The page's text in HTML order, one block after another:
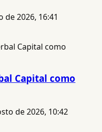
de 2026, 16:41
Capital como
de 2026, 10:42